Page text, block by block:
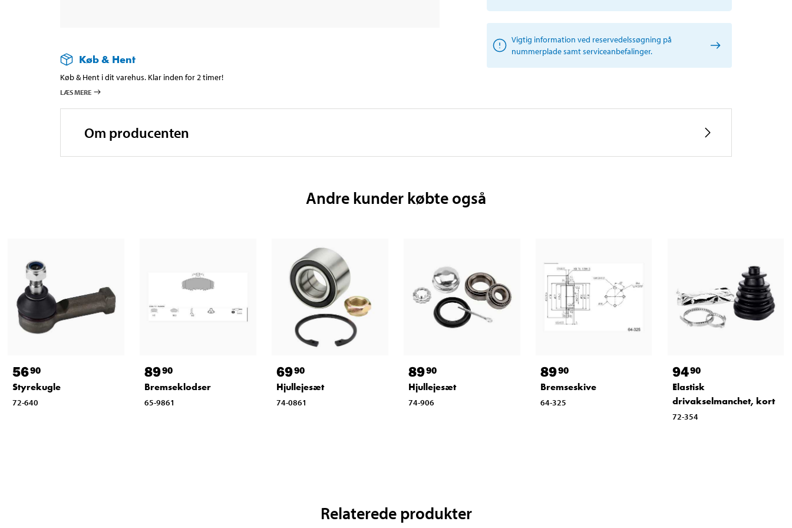
Køb & Hent
Køb & Hent i dit varehus. Klar inden for 2 timer!
LÆS MERE
Vigtig information ved reservedelssøgning på
nummerplade samt serviceanbefalinger.
Om producenten
Andre kunder købte også
5690
Styrekugle
72-640
8990
Bremseklodser
65-9861
6990
Hjullejesæt
74-0861
8990
Hjullejesæt
74-906
8990
Bremseskive
64-325
9490
Elastisk
drivakselmanchet, kort
72-354
Relaterede produkter